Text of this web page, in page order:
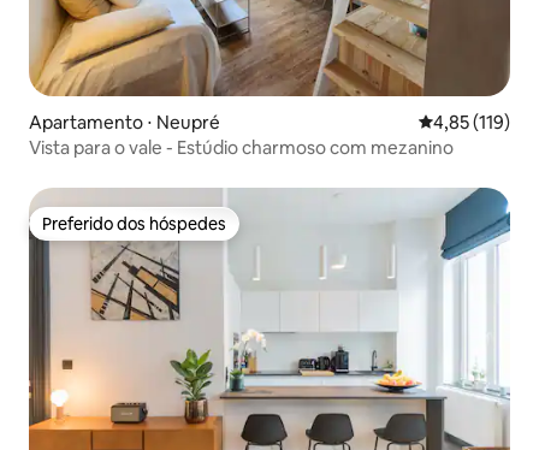
Apartamento ⋅ Neupré 4,85 de uma
4,85 (119)
Vista para o vale - Estúdio charmoso com mezanino
Preferido dos hóspedes
Preferido dos hóspedes